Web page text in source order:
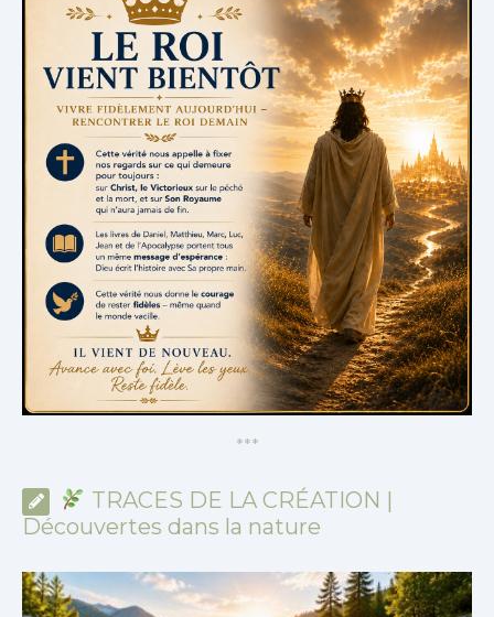
***
TRACES DE LA CRÉATION |
Découvertes dans la nature